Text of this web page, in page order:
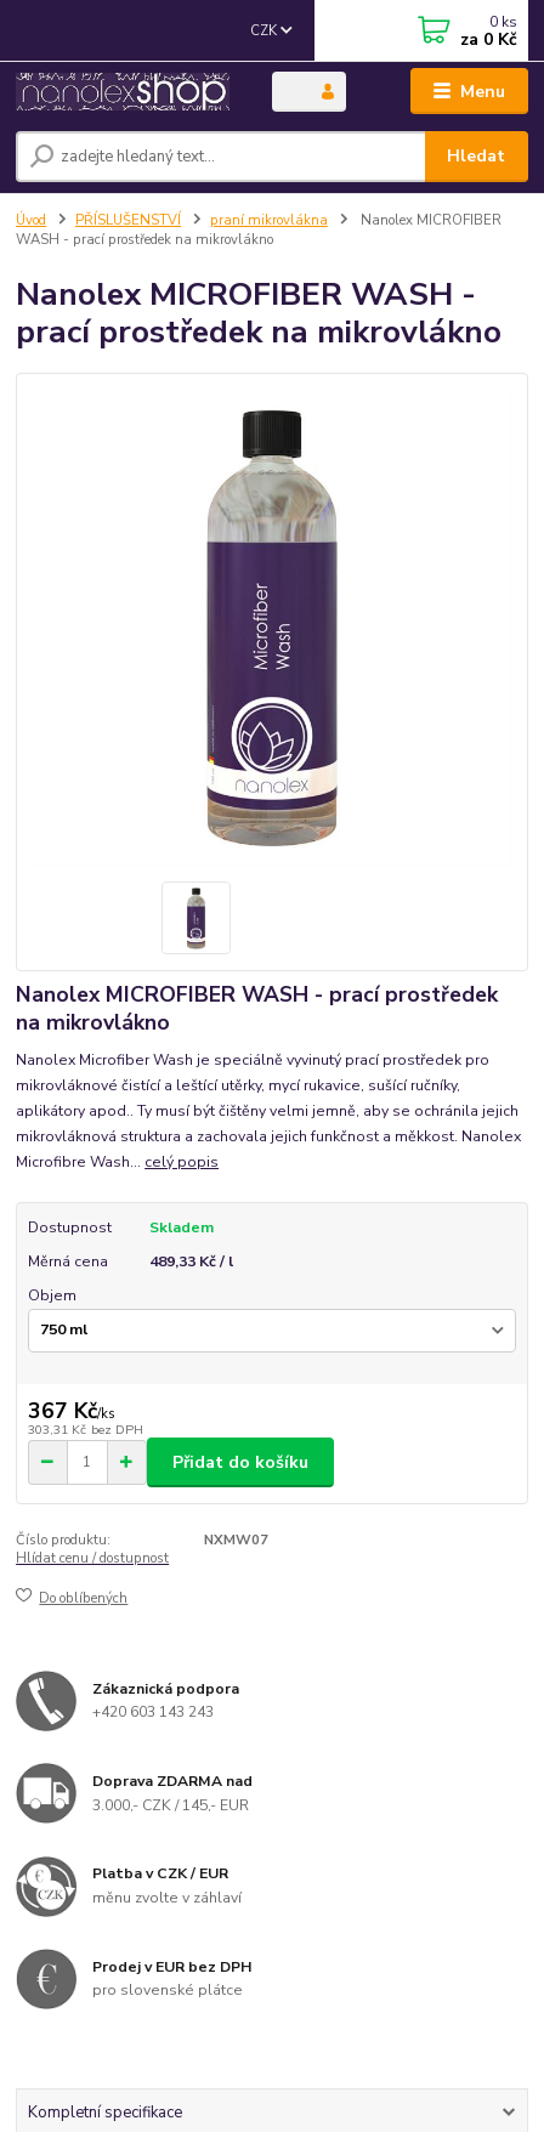
Menu
CZK
Hledat
0 ks
za 0 Kč
Úvod PŘÍSLUŠENSTVÍ praní mikrovlákna
Nanolex MICROFIBER
WASH - prací prostředek na mikrovlákno
Nanolex MICROFIBER WASH -
prací prostředek na mikrovlákno
Nanolex MICROFIBER WASH - prací prostředek
na mikrovlákno
Nanolex Microfiber Wash je speciálně vyvinutý prací prostředek pro
mikrovláknové čistící a leštící utěrky, mycí rukavice, sušící ručníky,
aplikátory apod.. Ty musí být čištěny velmi jemně, aby se ochránila jejich
mikrovláknová struktura a zachovala jejich funkčnost a měkkost. Nanolex
Microfibre Wash... celý popis
Dostupnost
Skladem
Měrná cena
489,33 Kč / l
Objem
367 Kč/ks
303,31 Kč bez DPH
Přidat do košíku
Číslo produktu:
NXMW07
Hlídat cenu / dostupnost
Do oblíbených
Zákaznická podpora
+420 603 143 243
Doprava ZDARMA nad
3.000,- CZK / 145,- EUR
Platba v CZK / EUR
měnu zvolte v záhlaví
Prodej v EUR bez DPH
pro slovenské plátce
Kompletní specifikace